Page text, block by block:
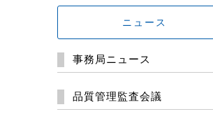
ニュース
事務局ニュース
品質管理監査会議